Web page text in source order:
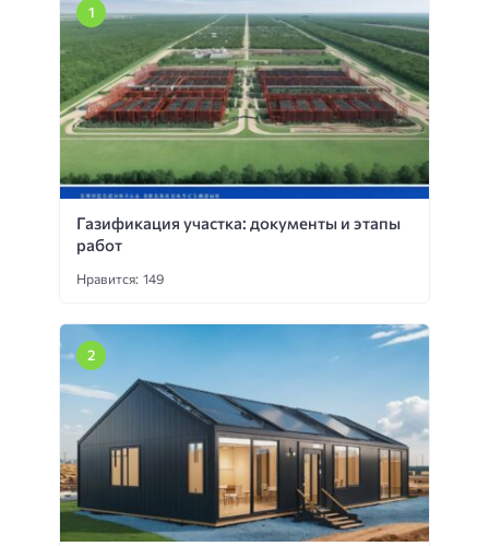
Газификация участка: документы и этапы
работ
Нравится: 149